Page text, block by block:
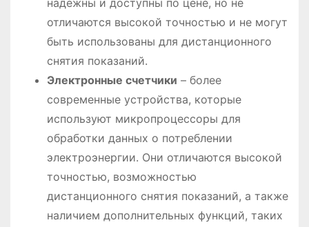
надежны и доступны по цене, но не
отличаются высокой точностью и не могут
быть использованы для дистанционного
снятия показаний.
Электронные счетчики – более
современные устройства, которые
используют микропроцессоры для
обработки данных о потреблении
электроэнергии. Они отличаются высокой
точностью, возможностью
дистанционного снятия показаний, а также
наличием дополнительных функций, таких